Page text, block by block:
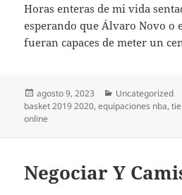
Horas enteras de mi vida
esperando que Álvaro Novo o
fueran capaces de meter un
Publicado
el
agosto 9, 2023 Categorías
Uncategorized
basket 2019 2020,equipaciones nba,
online
Negociar Y